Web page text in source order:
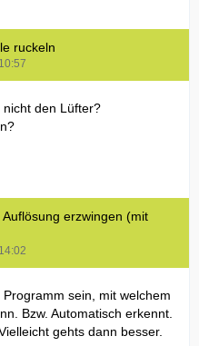
ruckeln
nicht den Lüfter?
erzwingen (mit
sein, mit welchem
Bzw. Automatisch erkennt.
gehts dann besser.